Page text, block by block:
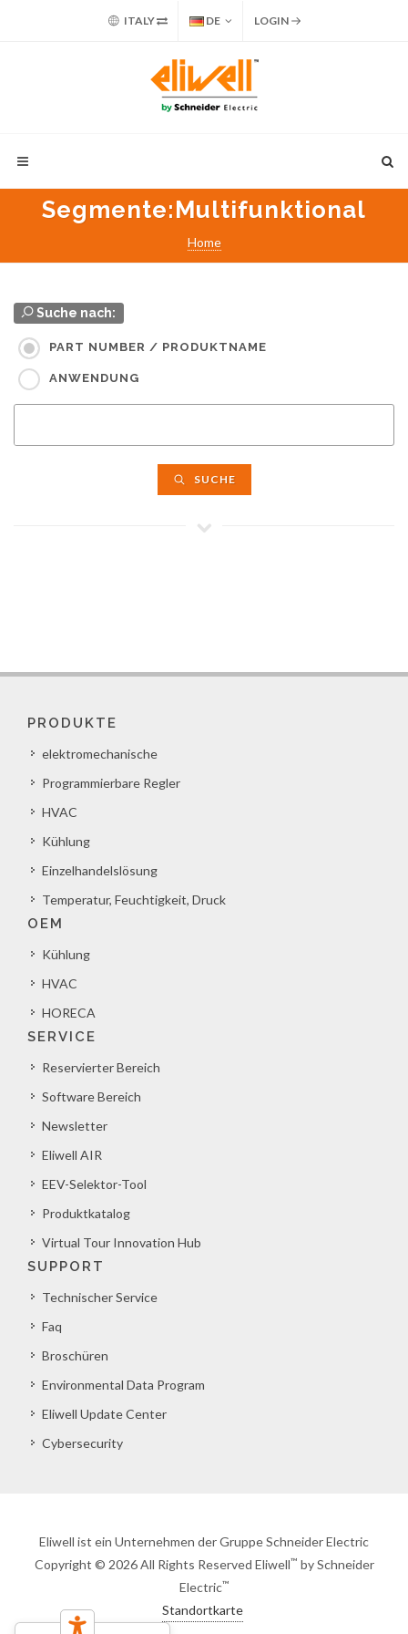
ITALY DE LOGIN
Segmente:Multifunktional
Home
Suche nach:
PART NUMBER / PRODUKTNAME
ANWENDUNG
SUCHE
PRODUKTE
elektromechanische
Programmierbare Regler
HVAC
Kühlung
Einzelhandelslösung
Temperatur, Feuchtigkeit, Druck
OEM
Kühlung
HVAC
HORECA
SERVICE
Reservierter Bereich
Software Bereich
Newsletter
Eliwell AIR
EEV-Selektor-Tool
Produktkatalog
Virtual Tour Innovation Hub
SUPPORT
Technischer Service
Faq
Broschüren
Environmental Data Program
Eliwell Update Center
Cybersecurity
Eliwell ist ein Unternehmen der Gruppe Schneider Electric
Copyright © 2026 All Rights Reserved Eliwell™ by Schneider
Electric™
Standortkarte